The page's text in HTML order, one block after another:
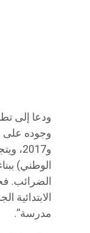
ودعا إلى
الوطني)
الضرائب.
الابتدائية
مدرسة”.